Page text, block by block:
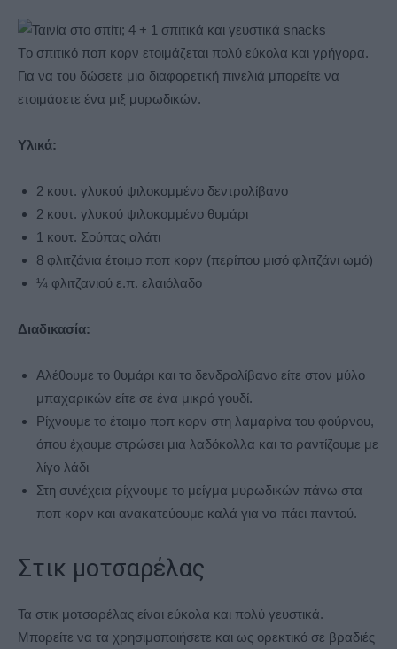
Tο σπιτικό ποπ κορν ετοιμάζεται πολύ εύκολα και γρήγορα.
Για να του δώσετε μια διαφορετική πινελιά μπορείτε να
ετοιμάσετε ένα μιξ μυρωδικών.
Υλικά:
2 κουτ. γλυκού ψιλοκομμένο δεντρολίβανο
2 κουτ. γλυκού ψιλοκομμένο θυμάρι
1 κουτ. Σούπας αλάτι
8 φλιτζάνια έτοιμο ποπ κορν (περίπου μισό φλιτζάνι ωμό)
¼ φλιτζανιού ε.π. ελαιόλαδο
Διαδικασία:
Αλέθουμε το θυμάρι και το δενδρολίβανο είτε στον μύλο
μπαχαρικών είτε σε ένα μικρό γουδί.
Ρίχνουμε το έτοιμο ποπ κορν στη λαμαρίνα του φούρνου,
όπου έχουμε στρώσει μια λαδόκολλα και το ραντίζουμε με
λίγο λάδι
Στη συνέχεια ρίχνουμε το μείγμα μυρωδικών πάνω στα
ποπ κορν και ανακατεύουμε καλά για να πάει παντού.
Στικ μοτσαρέλας
Τα στικ μοτσαρέλας είναι εύκολα και πολύ γευστικά.
Μπορείτε να τα χρησιμοποιήσετε και ως ορεκτικό σε βραδιές